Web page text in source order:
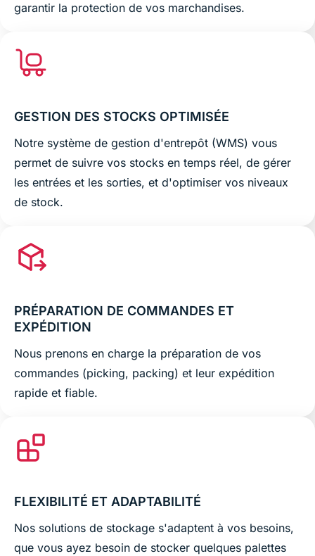
garantir la protection de vos marchandises.
GESTION DES STOCKS OPTIMISÉE
Notre système de gestion d'entrepôt (WMS) vous
permet de suivre vos stocks en temps réel, de gérer
les entrées et les sorties, et d'optimiser vos niveaux
de stock.
PRÉPARATION DE COMMANDES ET
EXPÉDITION
Nous prenons en charge la préparation de vos
commandes (picking, packing) et leur expédition
rapide et fiable.
FLEXIBILITÉ ET ADAPTABILITÉ
Nos solutions de stockage s'adaptent à vos besoins,
que vous ayez besoin de stocker quelques palettes